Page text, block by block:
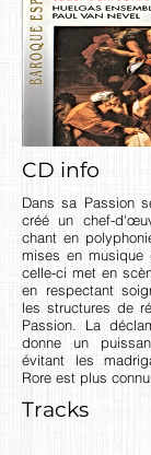
CD info
Dans sa Passion
créé un chef-
chant en
mises en musique
celle-ci met en
en respectant
les structures de
Passion. La
donne un
évitant les
Rore est plus connu.
Tracks